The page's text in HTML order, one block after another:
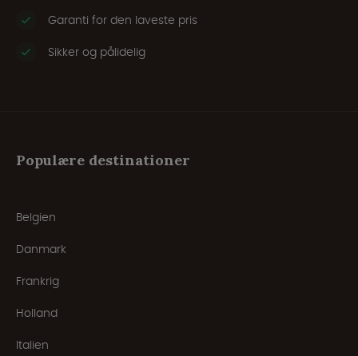
Garanti for den laveste pris
Sikker og pålidelig
Populære destinationer
Belgien
Danmark
Frankrig
Holland
Italien